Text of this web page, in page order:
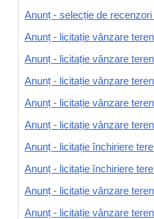
Anunț - selecție de
Anunț - licitație vânzare
Anunț - licitație vânzare
Anunț - licitație vânzare
Anunț - licitație vânzare
Anunț - licitație vânzare
Anunț - licitație închiriere
Anunț - licitație închiriere
Anunț - licitație vânzare
Anunț - licitație vânzare